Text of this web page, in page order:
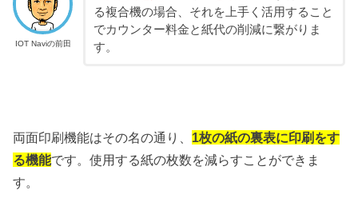
IOT Naviの前田
る複合機の場合、それを上手く活用すること
でカウンター料金と紙代の削減に繋がりま
す。
両面印刷機能はその名の通り、 1枚の紙の裏表に印刷をす
る機能です。使用する紙の枚数を減らすことができま
す。